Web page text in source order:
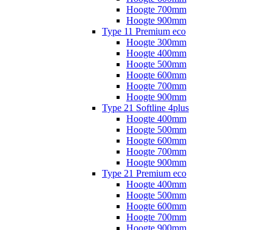
Hoogte 700mm
Hoogte 900mm
Type 11 Premium eco
Hoogte 300mm
Hoogte 400mm
Hoogte 500mm
Hoogte 600mm
Hoogte 700mm
Hoogte 900mm
Type 21 Softline 4plus
Hoogte 400mm
Hoogte 500mm
Hoogte 600mm
Hoogte 700mm
Hoogte 900mm
Type 21 Premium eco
Hoogte 400mm
Hoogte 500mm
Hoogte 600mm
Hoogte 700mm
Hoogte 900mm